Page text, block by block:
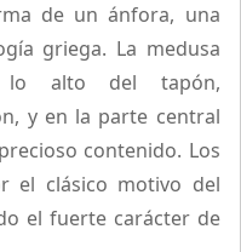
de un ánfora, una
griega. La medusa
lo alto del tapón,
y en la parte central
contenido. Los
el clásico motivo del
el fuerte carácter de